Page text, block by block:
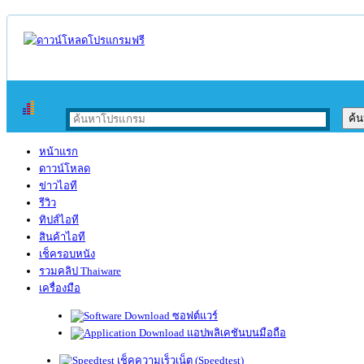
หน้าแรก
ดาวน์โหลด
ข่าวไอที
รีวิว
ทิปส์ไอที
สินค้าไอที
เช็ครอบหนัง
รวมคลิป Thaiware
เครื่องมือ
ซอฟต์แวร์
แอปพลิเคชันบนมือถือ
เช็คความเร็วเน็ต (Speedtest)